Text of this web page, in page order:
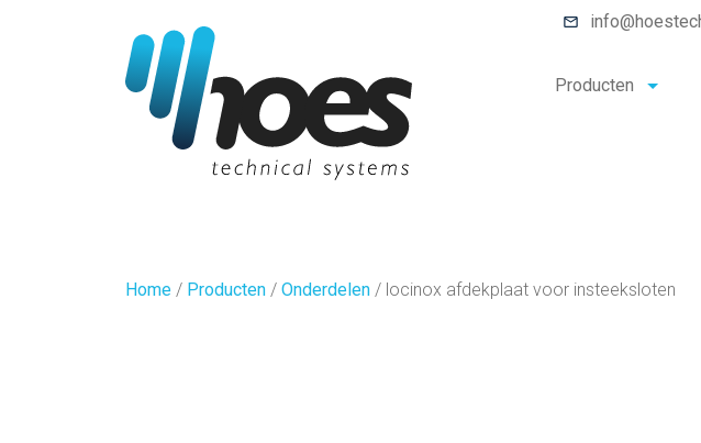
Producten
Home / Producten / Onderdelen / locinox afdekplaat voor insteeksloten